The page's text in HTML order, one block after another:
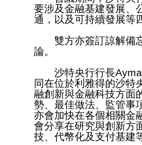
要涉及金融基建發展、
通，以及可持續發展等
雙方亦簽訂諒解備忘
論。
沙特央行行長
同在位於利雅得的沙特
融創新與金融科技方面
勢、最佳做法、監管事
亦會加快在各個相關金
會分享在研究與創新方
技、代幣化及支付基建